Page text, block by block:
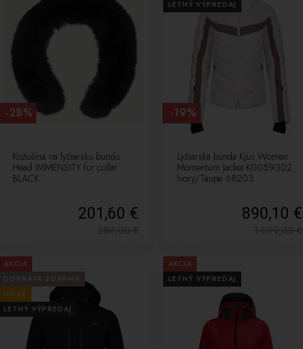
Kožušina na lyžiarsku bundu
Head IMMENSITY fur collar
BLACK
201,60 €
280,00€
-28%
LETNÝ VÝPREDAJ
Lyžiarska bunda Kjus Women
Momentum Jacket K0059302
Ivory/Taupe 68203
890,10 €
1 099,00€
-19%
AKCIA
NOVÉ
LETNÝ VÝPREDAJ
AKCIA
LETNÝ VÝPREDAJ